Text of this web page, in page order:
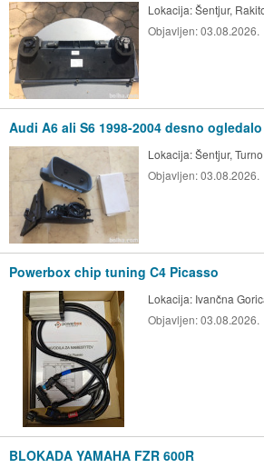
Lokacija:Šentjur,
Objavljen:03.08.2026.
Audi A6 ali S6 1998-2004 desno ogledalo
Lokacija:Šentjur, Turno
Objavljen:03.08.2026.
Powerbox chip tuning C4 Picasso
Lokacija: Ivančna
Objavljen:03.08.2026.
BLOKADA YAMAHA FZR 600R